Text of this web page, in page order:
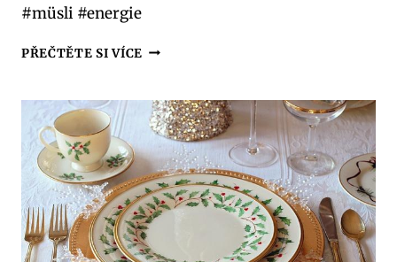
#müsli #energie
PŘEČTĚTE SI VÍCE ZDRAVÁ
MÜSLI:
RYCHLÝ
CHUTNÝ
START